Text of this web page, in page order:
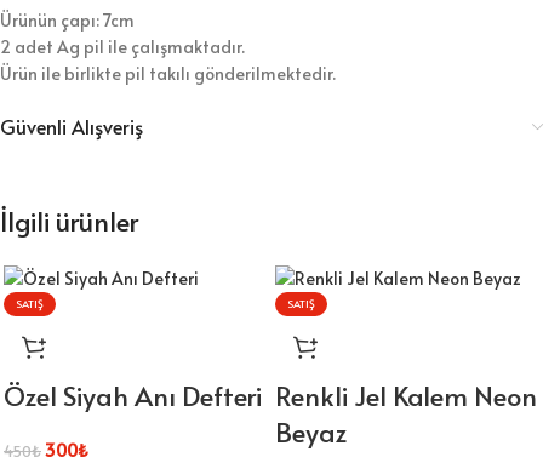
Ürünün çapı: 7cm
2 adet Ag pil ile çalışmaktadır.
Ürün ile birlikte pil takılı gönderilmektedir.
Güvenli Alışveriş
İlgili ürünler
SATIŞ
Özel Siyah Anı Defteri
450₺300₺
SATIŞ
Renkli Jel Kalem Neon
Beyaz